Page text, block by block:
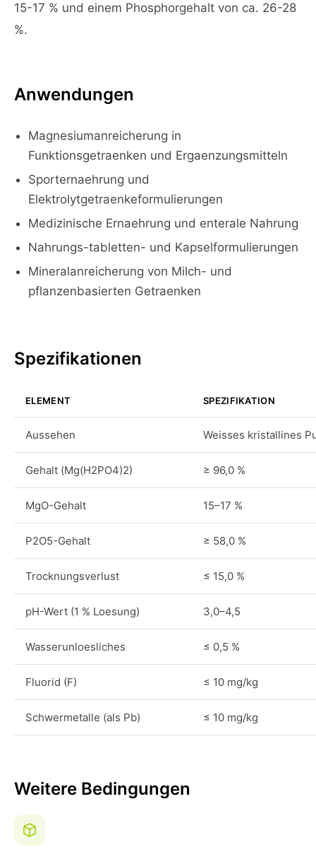
15-17 % und einem Phosphorgehalt von ca. 26-28
%.
Anwendungen
Magnesiumanreicherung in
Funktionsgetraenken und Ergaenzungsmitteln
Sporternaehrung und
Elektrolytgetraenkeformulierungen
Medizinische Ernaehrung und enterale Nahrung
Nahrungs-tabletten- und Kapselformulierungen
Mineralanreicherung von Milch- und
pflanzenbasierten Getraenken
Spezifikationen
ELEMENT SPEZIFIKATION
Aussehen Weisses kristallines
Gehalt (Mg(H2PO4)2) ≥ 96,0 %
MgO-Gehalt 15–17 %
P2O5-Gehalt ≥ 58,0 %
Trocknungsverlust ≤ 15,0 %
pH-Wert (1 % Loesung) 3,0–4,5
Wasserunloesliches ≤ 0,5 %
Fluorid (F) ≤ 10 mg/kg
Schwermetalle (als Pb) ≤ 10 mg/kg
Weitere Bedingungen